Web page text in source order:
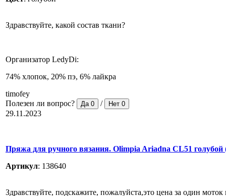
Здравствуйте, какой состав ткани?
Организатор LedyDi:
74% хлопок, 20% пэ, 6% лайкра
timofey
Полезен ли вопрос?
Да 0 / Нет 0
29.11.2023
Пряжа для ручного вязания. Olimpia Ariadna CL51
Артикул: 138640
Здравствуйте, подскажите, пожалуйста,это цена за один моток